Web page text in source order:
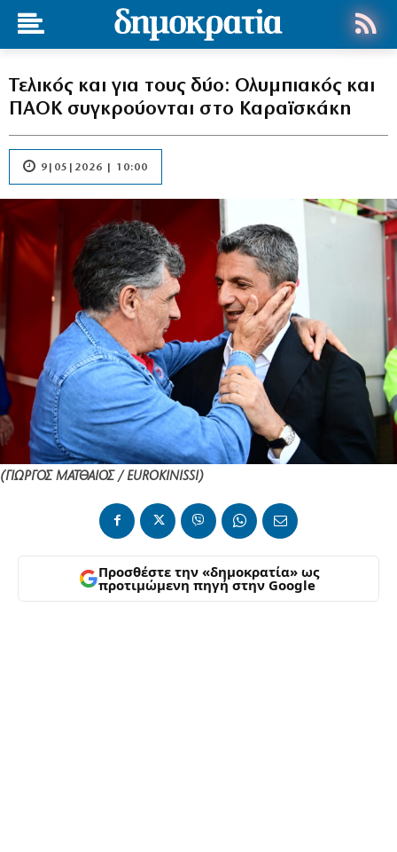
Τελικός και για τους δύο: Ολυμπιακός και
ΠΑΟΚ συγκρούονται στο Καραϊσκάκη
9|05|2026 | 10:00
(ΓΙΩΡΓΟΣ ΜΑΤΘΑΙΟΣ / EUROKINISSI)
Προσθέστε την «δημοκρατία» ως
προτιμώμενη πηγή στην Google